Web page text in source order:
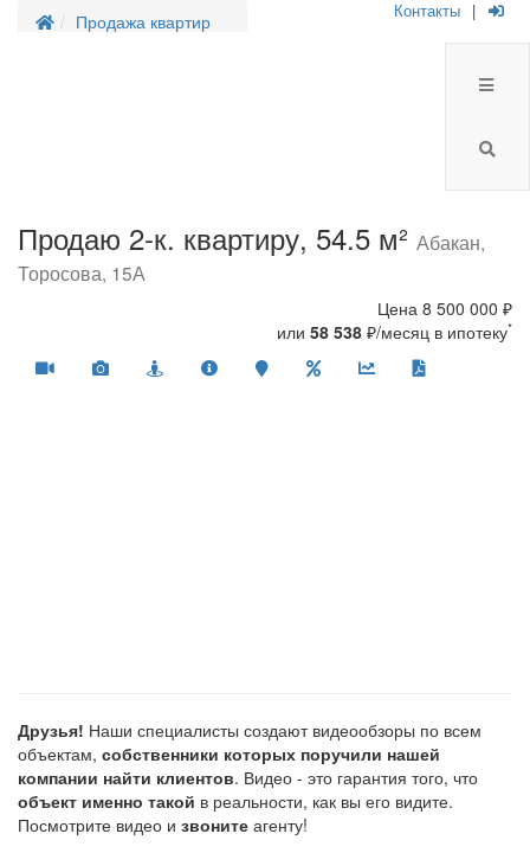
Продажа квартир Контакты |
Продаю 2-к. квартиру, 54.5 м² Абакан,
Торосова, 15А
Цена 8 500 000 ₽
или 58 538 ₽/месяц в ипотеку*
Друзья! Наши специалисты создают видеообзоры по всем
объектам, собственники которых поручили нашей
компании найти клиентов. Видео - это гарантия того, что
объект именно такой в реальности, как вы его видите.
Посмотрите видео и звоните агенту!